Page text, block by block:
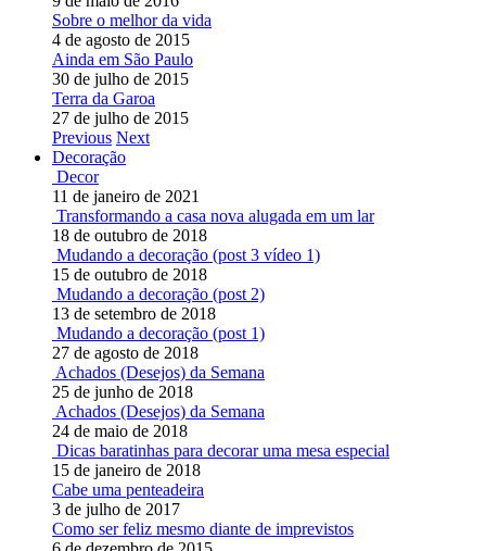
Sobre o melhor da vida
4 de agosto de 2015
Ainda em São Paulo
30 de julho de 2015
Terra da Garoa
27 de julho de 2015
Previous Next
Decoração
Decor
11 de janeiro de 2021
Transformando a casa nova alugada em um lar
18 de outubro de 2018
Mudando a decoração (post 3 vídeo 1)
15 de outubro de 2018
Mudando a decoração (post 2)
13 de setembro de 2018
Mudando a decoração (post 1)
27 de agosto de 2018
Achados (Desejos) da Semana
25 de junho de 2018
Achados (Desejos) da Semana
24 de maio de 2018
Dicas baratinhas para decorar uma mesa especial
15 de janeiro de 2018
Cabe uma penteadeira
3 de julho de 2017
Como ser feliz mesmo diante de imprevistos